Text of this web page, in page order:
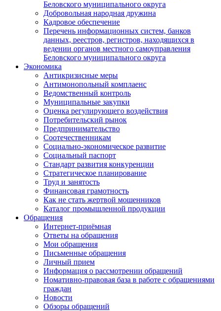
Беловского муниципального округа
Добровольная народная дружина
Кадровое обеспечение
Перечень информационных систем, банков
данных, реестров, регистров, находящихся в
ведении органов местного самоуправления
Беловского муниципального округа
Экономика
Антикризисные меры
Антимонопольный комплаенс
Ведомственный контроль
Муниципальные закупки
Оценка регулирующего воздействия
Потребительский рынок
Предпринимательство
Соотечественникам
Социально-экономическое развитие
Социальный паспорт
Стандарт развития конкуренции
Стратегическое планирование
Труд и занятость
Финансовая грамотность
Как не стать жертвой мошенников
Каталог промышленной продукции
Обращения
Интернет-приёмная
Ответы на обращения
Мои обращения
Письменные обращения
Личный прием
Информация о рассмотрении обращений
Номативно-правовая база в работе с обращениями
граждан
Новости
Обзоры обращений